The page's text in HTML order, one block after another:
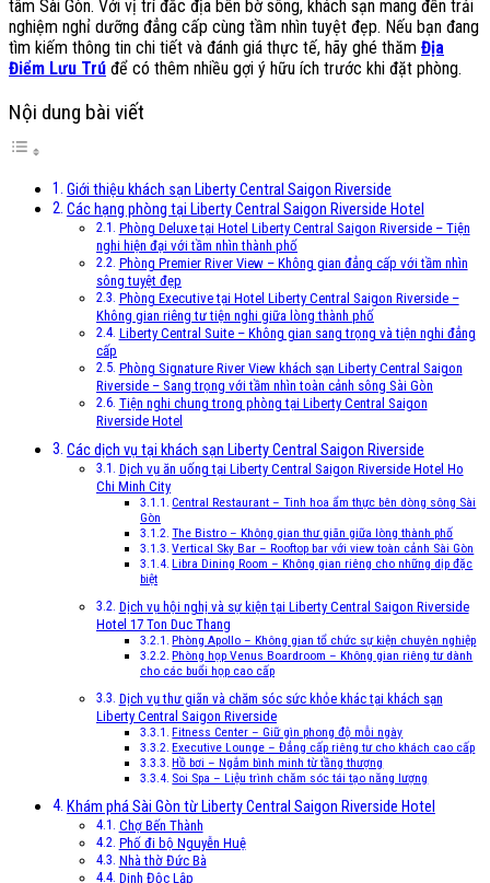
tâm Sài Gòn. Với vị trí đắc địa bên bờ sông, khách sạn mang đến trải
nghiệm nghỉ dưỡng đẳng cấp cùng tầm nhìn tuyệt đẹp. Nếu bạn đang
tìm kiếm thông tin chi tiết và đánh giá thực tế, hãy ghé thăm Địa
Điểm Lưu Trú để có thêm nhiều gợi ý hữu ích trước khi đặt phòng.
Nội dung bài viết
Giới thiệu khách sạn Liberty Central Saigon Riverside
Các hạng phòng tại Liberty Central Saigon Riverside Hotel
Phòng Deluxe tại Hotel Liberty Central Saigon Riverside – Tiện
nghi hiện đại với tầm nhìn thành phố
Phòng Premier River View – Không gian đẳng cấp với tầm nhìn
sông tuyệt đẹp
Phòng Executive tại Hotel Liberty Central Saigon Riverside –
Không gian riêng tư tiện nghi giữa lòng thành phố
Liberty Central Suite – Không gian sang trọng và tiện nghi đẳng
cấp
Phòng Signature River View khách sạn Liberty Central Saigon
Riverside – Sang trọng với tầm nhìn toàn cảnh sông Sài Gòn
Tiện nghi chung trong phòng tại Liberty Central Saigon
Riverside Hotel
Các dịch vụ tại khách sạn Liberty Central Saigon Riverside
Dịch vụ ăn uống tại Liberty Central Saigon Riverside Hotel Ho
Chi Minh City
Central Restaurant – Tinh hoa ẩm thực bên dòng sông Sài
Gòn
The Bistro – Không gian thư giãn giữa lòng thành phố
Vertical Sky Bar – Rooftop bar với view toàn cảnh Sài Gòn
Libra Dining Room – Không gian riêng cho những dịp đặc
biệt
Dịch vụ hội nghị và sự kiện tại Liberty Central Saigon Riverside
Hotel 17 Ton Duc Thang
Phòng Apollo – Không gian tổ chức sự kiện chuyên nghiệp
Phòng họp Venus Boardroom – Không gian riêng tư dành
cho các buổi họp cao cấp
Dịch vụ thư giãn và chăm sóc sức khỏe khác tại khách sạn
Liberty Central Saigon Riverside
Fitness Center – Giữ gìn phong độ mỗi ngày
Executive Lounge – Đẳng cấp riêng tư cho khách cao cấp
Hồ bơi – Ngắm bình minh từ tầng thượng
Soi Spa – Liệu trình chăm sóc tái tạo năng lượng
Khám phá Sài Gòn từ Liberty Central Saigon Riverside Hotel
Chợ Bến Thành
Phố đi bộ Nguyễn Huệ
Nhà thờ Đức Bà
Dinh Độc Lập